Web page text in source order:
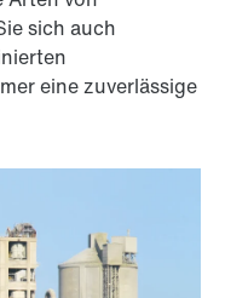
sich auch
eine zuverlässige